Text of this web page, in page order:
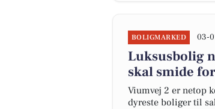
BOLIGMARKED 03-
Luksusbolig
skal smide
Viumvej 2 er netop
dyreste boliger til